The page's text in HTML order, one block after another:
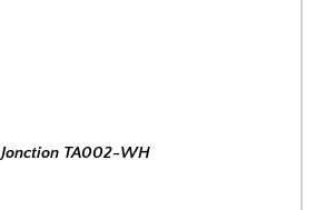
Jonction TA002-WH